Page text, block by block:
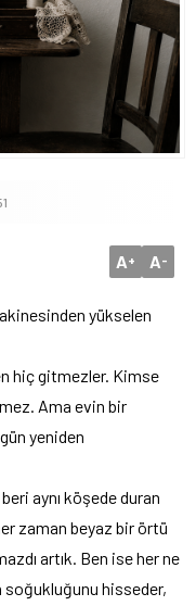
A+ A-
yükselen
hiç gitmezler. Kimse
Ama evin bir
yeniden
aynı köşede duran
zaman beyaz bir örtü
artık. Ben ise her ne
soğukluğunu hisseder,